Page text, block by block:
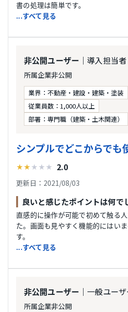
書の処理は簡単です。
...すべて見る
非公開ユーザー ｜導入担当者
所属企業非公開
業界：不動産・建設・建築・塗装
従業員数：1,000人以上
部署：専門職（建築・土木関連）
シンプルでどこからでも
★★ ★ ★ ★ 2.0
更新日：2021/08/03
良いと感じたポイントは何で
直感的に操作が可能で初めて触る
た。画面も見やすく機能的にはい
す。
...すべて見る
非公開ユーザー ｜一般ユー
所属企業非公開